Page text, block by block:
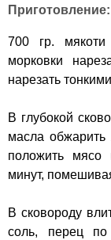
Приготовление:
700 гр.
морковки
нарезать
В глубокой
масла обжарить
положить
минут,
В сковороду
соль, перец